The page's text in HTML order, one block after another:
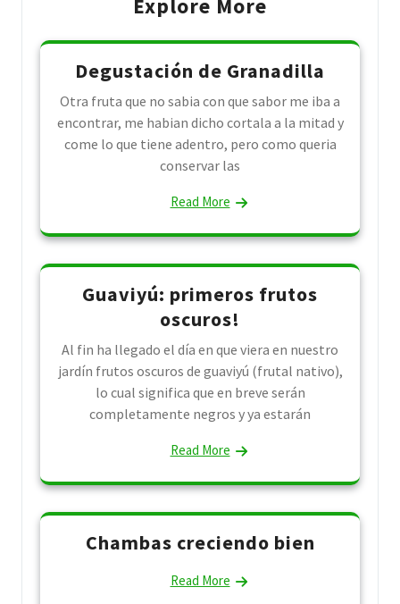
Explore More
Degustación de Granadilla
Otra fruta que no sabia con que sabor me iba a
encontrar, me habian dicho cortala a la mitad y
come lo que tiene adentro, pero como queria
conservar las
Read More
Guaviyú: primeros frutos
oscuros!
Al fin ha llegado el día en que viera en nuestro
jardín frutos oscuros de guaviyú (frutal nativo),
lo cual significa que en breve serán
completamente negros y ya estarán
Read More
Chambas creciendo bien
Read More